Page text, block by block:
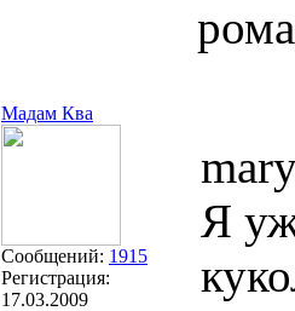
Мадам Ква
Сообщений: 1915
Регистрация:
17.03.2009
Я